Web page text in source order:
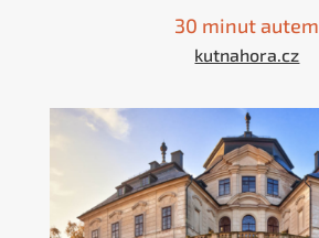
30 minut autem
kutnahora.cz